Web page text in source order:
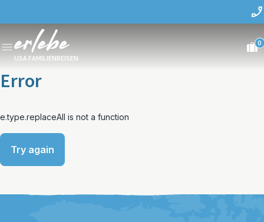
USA FAMILIENREISEN
0
Error
e.type.replaceAll is not a function
Try again